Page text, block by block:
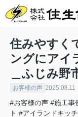
住みやすく
ングにアイ
＿ふじみ野
お客様の声 2025.08.11
#お客様の声 #施工事
ト #アイランドキッ